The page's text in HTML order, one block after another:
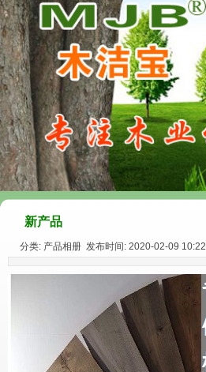
新产品
分类: 产品相册 发布时间: 2020-02-09 10:22